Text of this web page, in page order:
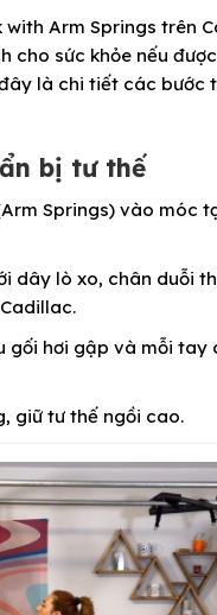
with Arm Springs trên
cho sức khỏe nếu
là chi tiết các bước
bị tư thế
Springs) vào móc
dây lò xo, chân duỗi
gối hơi gập và mỗi tay
giữ tư thế ngồi cao.